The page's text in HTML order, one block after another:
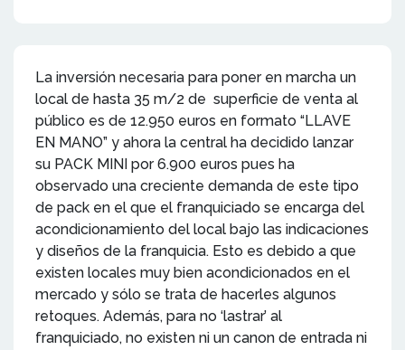
La inversión necesaria para poner en marcha un
local de hasta 35 m/2 de superficie de venta al
público es de 12.950 euros en formato “LLAVE
EN MANO” y ahora la central ha decidido lanzar
su PACK MINI por 6.900 euros pues ha
observado una creciente demanda de este tipo
de pack en el que el franquiciado se encarga del
acondicionamiento del local bajo las indicaciones
y diseños de la franquicia. Esto es debido a que
existen locales muy bien acondicionados en el
mercado y sólo se trata de hacerles algunos
retoques. Además, para no ‘lastrar’ al
franquiciado, no existen ni un canon de entrada ni